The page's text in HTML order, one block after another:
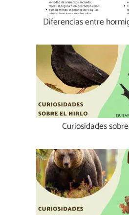
Diferencias entre
Curiosidades